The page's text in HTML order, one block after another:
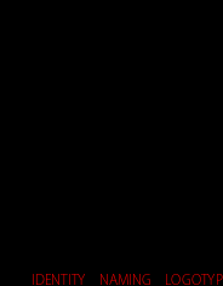
IDENTITY    NAMING